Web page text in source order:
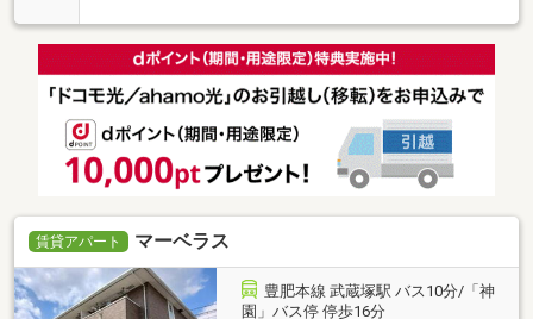
賃貸アパート マーベラス
豊肥本線 武蔵塚駅 バス10分/「神
園」バス停 停歩16分